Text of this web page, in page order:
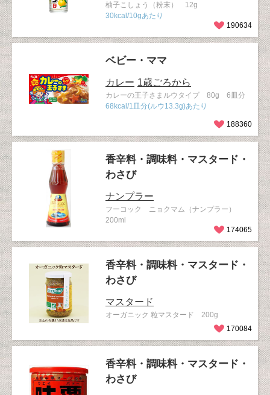
柚子こしょう（粉末） 12g
30kcal/10gあたり
190634
ベビー・ママ
カレー 1歳ごろから
カレーの王子さまルウタイプ 80g 6皿分
68kcal/1皿分(ルウ13.3g)あたり
188360
香辛料・調味料・マスタード・
わさび
ナンプラー
フーコック ニョクマム（ナンプラー）
200ml
174065
香辛料・調味料・マスタード・
わさび
マスタード
オーガニック 粒マスタード 200g
170084
香辛料・調味料・マスタード・
わさび